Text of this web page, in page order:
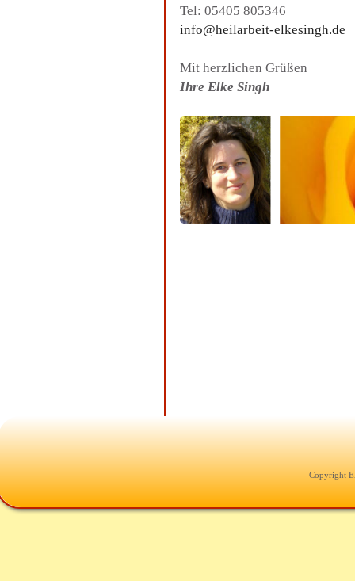
Tel: 05405 805346
info@heilarbeit-elkesingh.de
Mit herzlichen Grüßen
Ihre Elke Singh
Copyright